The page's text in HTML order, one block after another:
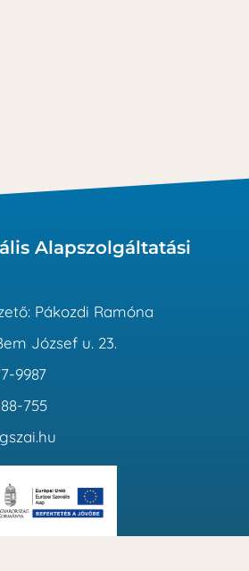
Alapszolgáltatási
Pákozdi Ramóna
József u. 23.
9987
755